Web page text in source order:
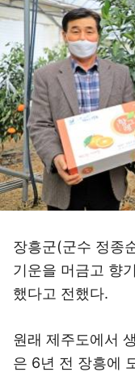
장흥군(군수 정종
기운을 머금고 향
했다고 전했다.
원래 제주도에서
은 6년 전 장흥에